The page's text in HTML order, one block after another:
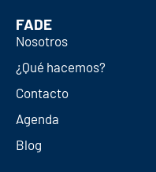
FADE
Nosotros
¿Qué hacemos?
Contacto
Agenda
Blog